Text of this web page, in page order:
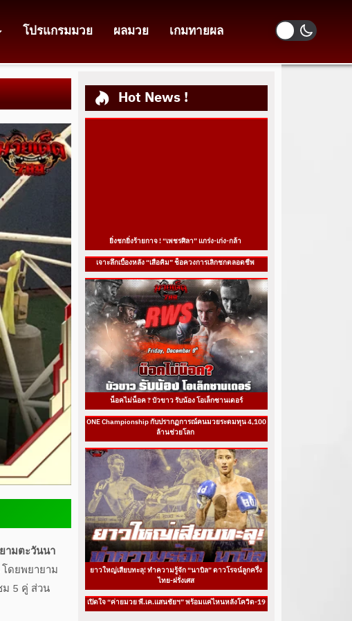
โปรแกรมมวย ผลมวย เกมทายผล
ามตะวันนา
ดยพยายาม
ม 5 คู่ ส่วน
Hot News !
ยิ่งชกยิ่งร้ายกาจ ! “เพชรศิลา” แกร่ง-เก่ง-กล้า
เจาะลึกเบื้องหลัง “เสือคิม” ช็อควงการเลิกชกตลอดชีพ
น็อคไม่น็อค ? บัวขาว รับน้อง โอเล็กซานเดอร์
ONE Championship กับปรากฏการณ์คนมวยระดมทุน 4,100
ล้านช่วยโลก
ยาวใหญ่เสียบทะลุ! ทำความรู้จัก “นาบิล” ดาวโรจน์ลูกครึ่ง
ไทย-ฝรั่งเศส
เปิดใจ “ค่ายมวย พี.เค.แสนชัยฯ” พร้อมแค่ไหนหลังโควิด-19